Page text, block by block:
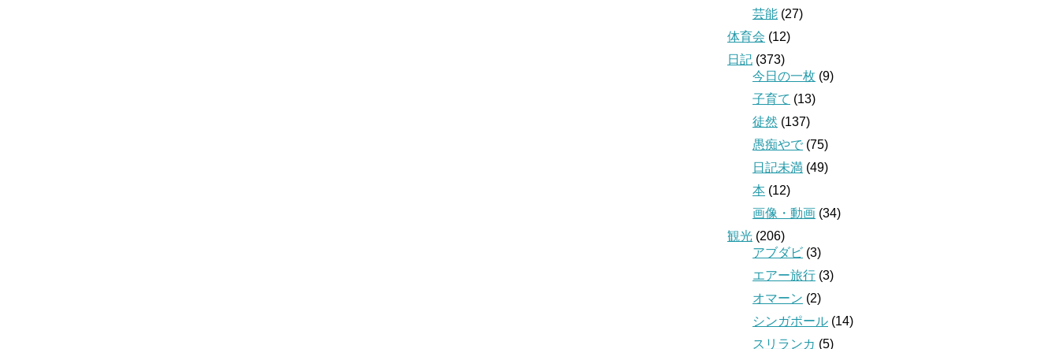
芸能 (27)
体育会 (12)
日記 (373)
今日の一枚 (9)
子育て (13)
徒然 (137)
愚痴やで (75)
日記未満 (49)
本 (12)
画像・動画 (34)
観光 (206)
アブダビ (3)
エアー旅行 (3)
オマーン (2)
シンガポール (14)
スリランカ (5)